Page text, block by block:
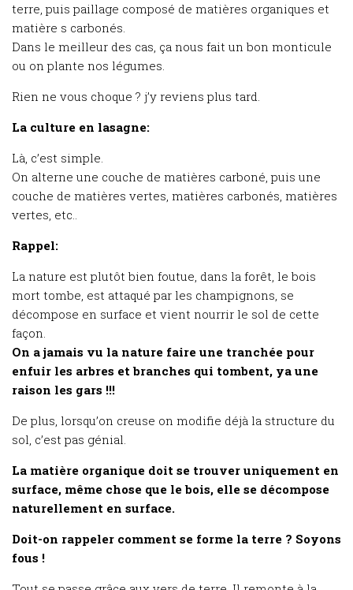
terre, puis paillage composé de matières organiques et
matière s carbonés.
Dans le meilleur des cas, ça nous fait un bon monticule
ou on plante nos légumes.
Rien ne vous choque ? j’y reviens plus tard.
La culture en lasagne:
Là, c’est simple.
On alterne une couche de matières carboné, puis une
couche de matières vertes, matières carbonés, matières
vertes, etc..
Rappel:
La nature est plutôt bien foutue, dans la forêt, le bois
mort tombe, est attaqué par les champignons, se
décompose en surface et vient nourrir le sol de cette
façon.
On a jamais vu la nature faire une tranchée pour
enfuir les arbres et branches qui tombent, ya une
raison les gars !!!
De plus, lorsqu’on creuse on modifie déjà la structure du
sol, c’est pas génial.
La matière organique doit se trouver uniquement en
surface, même chose que le bois, elle se décompose
naturellement en surface.
Doit-on rappeler comment se forme la terre ? Soyons
fous !